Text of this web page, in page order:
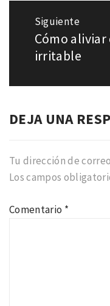
Siguiente
Entrada
siguiente:
Cómo
irritable
DEJA UNA
Tu dirección de
Los campos
Comentario *